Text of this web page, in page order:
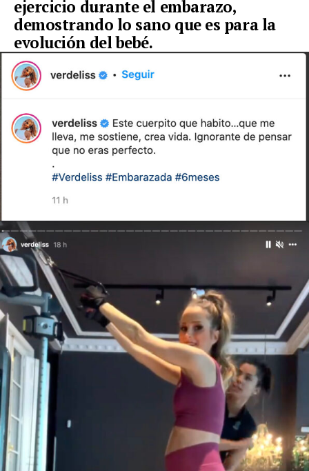
ejercicio durante el embarazo,
demostrando lo sano que es para la
evolución del bebé.